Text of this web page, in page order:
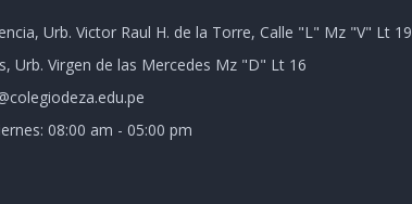
Urb. Victor Raul H. de la Torre, Calle "L" Mz "V" Lt 19
Urb. Virgen de las Mercedes Mz "D" Lt 16
08:00 am - 05:00 pm